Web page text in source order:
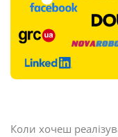
Коли хочеш